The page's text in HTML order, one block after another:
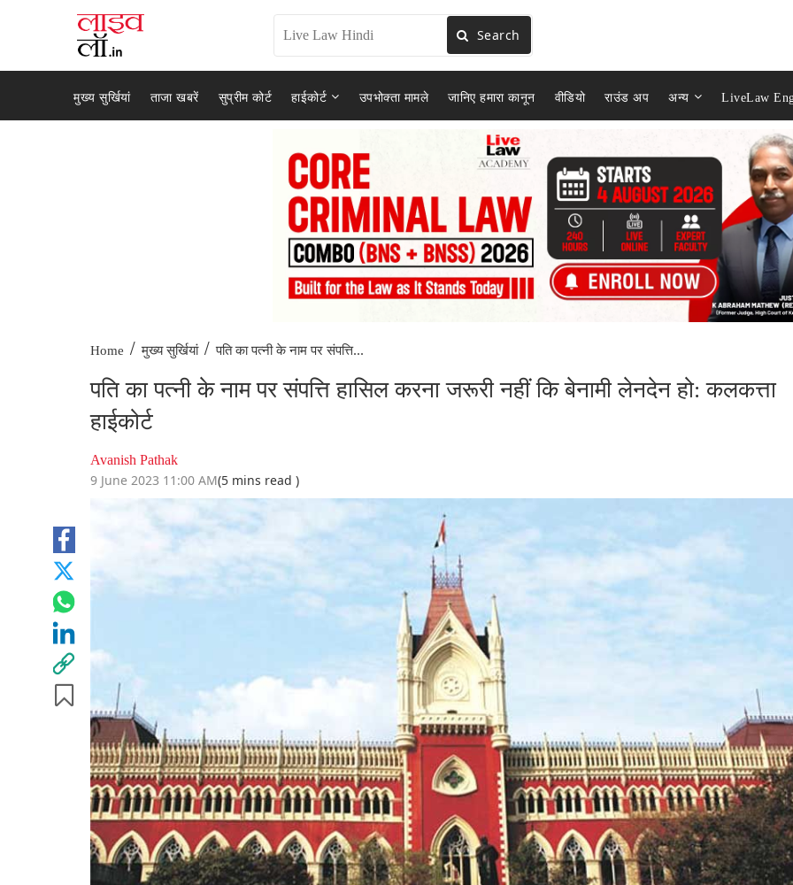
Search
मुख्य सुर्खियां ताजा खबरें सुप्रीम कोर्ट हाईकोर्ट उपभोक्ता मामले जानिए हमारा कानून वीडियो राउंड अप अन्य LiveLaw
Home / मुख्य सुर्खियां / पति का पत्नी के नाम पर संपत्ति...
पति का पत्नी के नाम पर संपत्ति हासिल करना जरूरी नहीं कि बेनामी लेनदेन हो: कलकत्ता
हाईकोर्ट
Avanish Pathak
9 June 2023 11:00 AM(5 mins read )